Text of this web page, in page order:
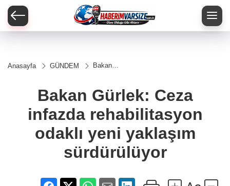
Anasayfa GÜNDEM
Bakan
rehabilitasyon
odaklı yeni
sürdürülüyor
Bakan Gürlek: Ceza
infazda rehabilitasyon
odaklı yeni yaklaşım
sürdürülüyor